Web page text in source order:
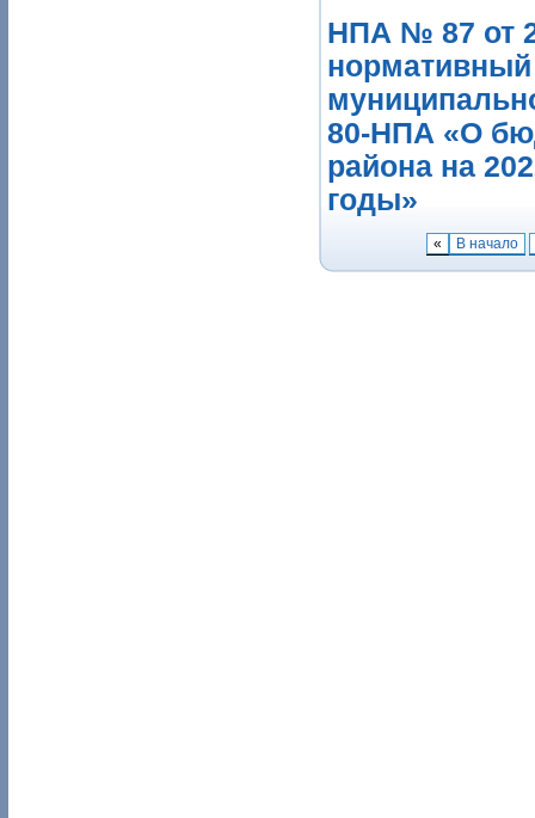
НПА № 87 от
80-НПА «О
района на
годы»
« В начало